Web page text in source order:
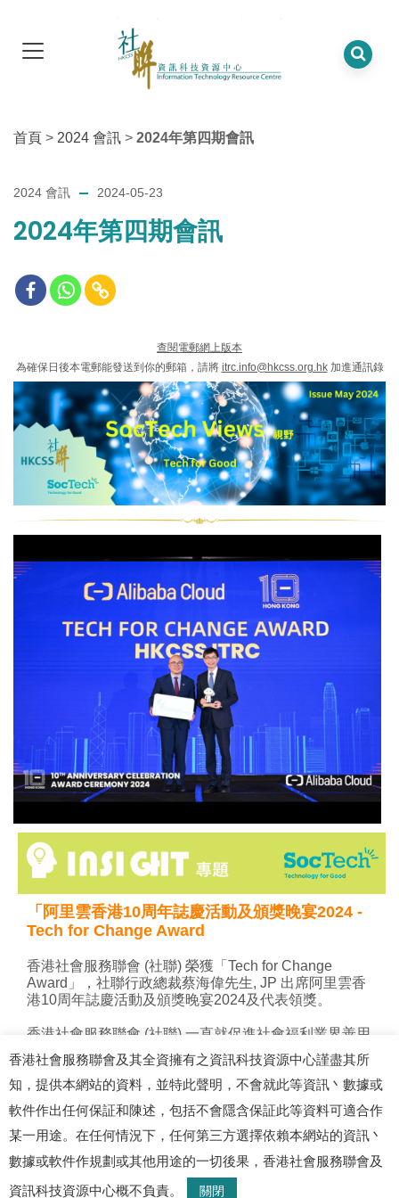
首頁 > 2024 會訊 > 2024年第四期會訊
2024 會訊 2024-05-23
2024年第四期會訊
© 2026 資訊科技資源中心. 版權所有
香港社會服務聯會及其全資擁有之資訊科技資源中心謹盡其所
知，提供本網站的資料，並特此聲明，不會就此等資訊丶數據或
軟件作出任何保証和陳述，包括不會隱含保証此等資料可適合作
某一用途。在任何情況下，任何第三方選擇依賴本網站的資訊丶
數據或軟件作規劃或其他用途的一切後果，香港社會服務聯會及
資訊科技資源中心概不負責。
關閉